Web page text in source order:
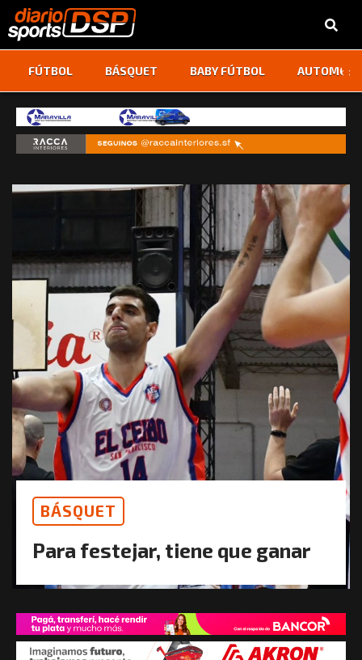
FÚTBOL BÁSQUET BABY FÚTBOL ‹ ›
BÁSQUET
Para festejar, tiene que ganar